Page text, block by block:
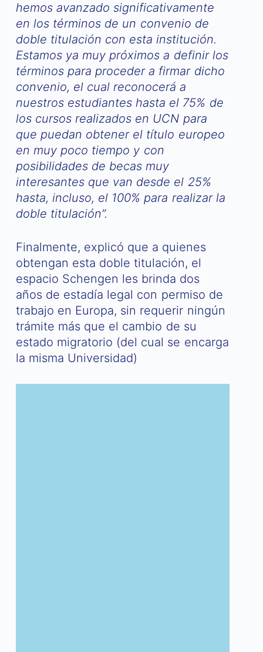
hemos avanzado significativamente
en los términos de un convenio de
doble titulación con esta institución.
Estamos ya muy próximos a definir los
términos para proceder a firmar dicho
convenio, el cual reconocerá a
nuestros estudiantes hasta el 75% de
los cursos realizados en UCN para
que puedan obtener el título europeo
en muy poco tiempo y con
posibilidades de becas muy
interesantes que van desde el 25%
hasta, incluso, el 100% para realizar la
doble titulación”.
Finalmente, explicó que a quienes
obtengan esta doble titulación, el
espacio Schengen les brinda dos
años de estadía legal con permiso de
trabajo en Europa, sin requerir ningún
trámite más que el cambio de su
estado migratorio (del cual se encarga
la misma Universidad)